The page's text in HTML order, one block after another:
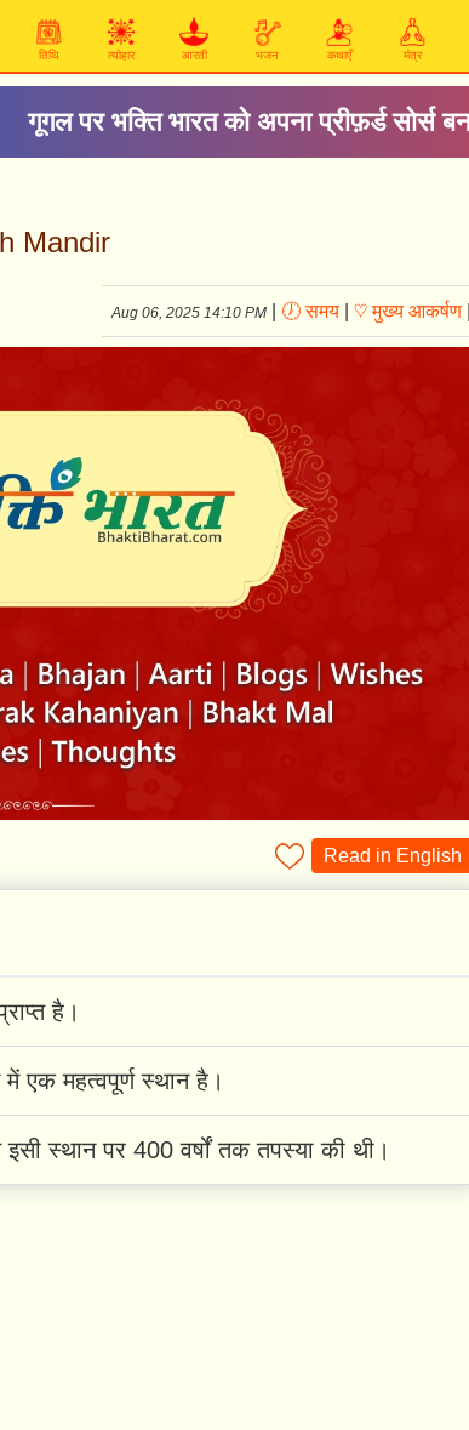
तिथि त्योहार आरती भजन कथाएँ मंत्र
अम्बे तू है जगदम्बे काली
Mandir
Aug 06, 2025 14:10 PM 🕖 समय ♡ मुख्य आकर्षण
Read in English
है।
एक महत्वपूर्ण स्थान है।
स्थान पर 400 वर्षों तक तपस्या की थी।